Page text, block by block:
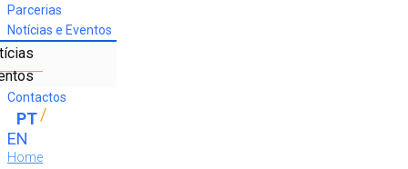
Parcerias
Notícias e Eventos
Contactos
Home